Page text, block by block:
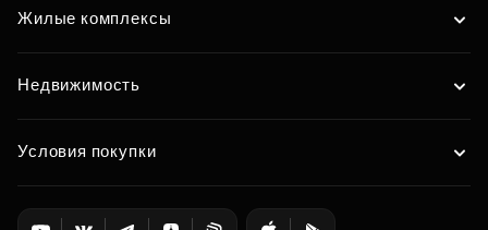
Жилые комплексы
Недвижимость
Условия покупки